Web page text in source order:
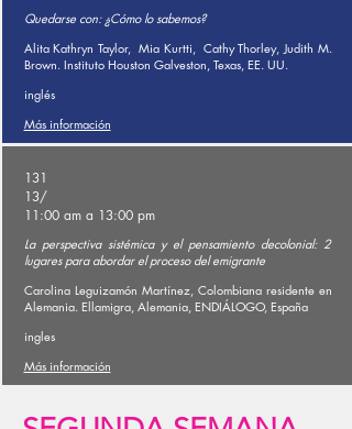
Quedarse con: ¿Cómo lo sabemos?
Alita Kathryn Taylor, Mia Kurtti, Cathy Thorley, Judith M.
Brown. Instituto Houston Galveston, Texas, EE. UU.
inglés
Más información
131
13/
11:00 am a 13:00 pm
La perspectiva sistémica y el pensamiento decolonial: 2
lugares para abordar el proceso del emigrante
Carolina Leguizamón Martínez, Colombiana residente en
Alemania. Ellamigra, Alemania, ENDIÁLOGO, España
ingles
Más información